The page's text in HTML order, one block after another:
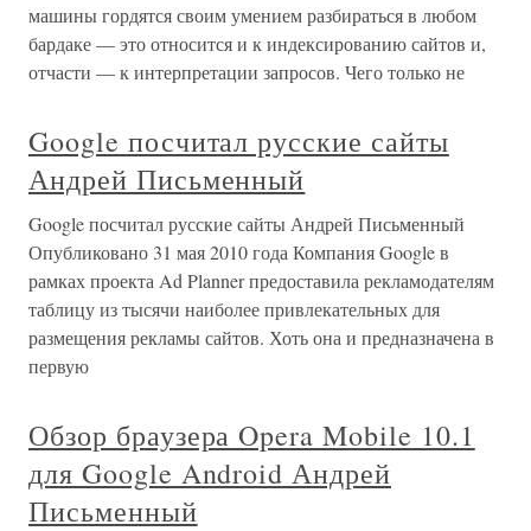
машины гордятся своим умением разбираться в любом
бардаке — это относится и к индексированию сайтов и,
отчасти — к интерпретации запросов. Чего только не
Google посчитал русские сайты
Андрей Письменный
Google посчитал русские сайты Андрей Письменный
Опубликовано 31 мая 2010 года Компания Google в
рамках проекта Ad Planner предоставила рекламодателям
таблицу из тысячи наиболее привлекательных для
размещения рекламы сайтов. Хоть она и предназначена в
первую
Обзор браузера Opera Mobile 10.1
для Google Android Андрей
Письменный